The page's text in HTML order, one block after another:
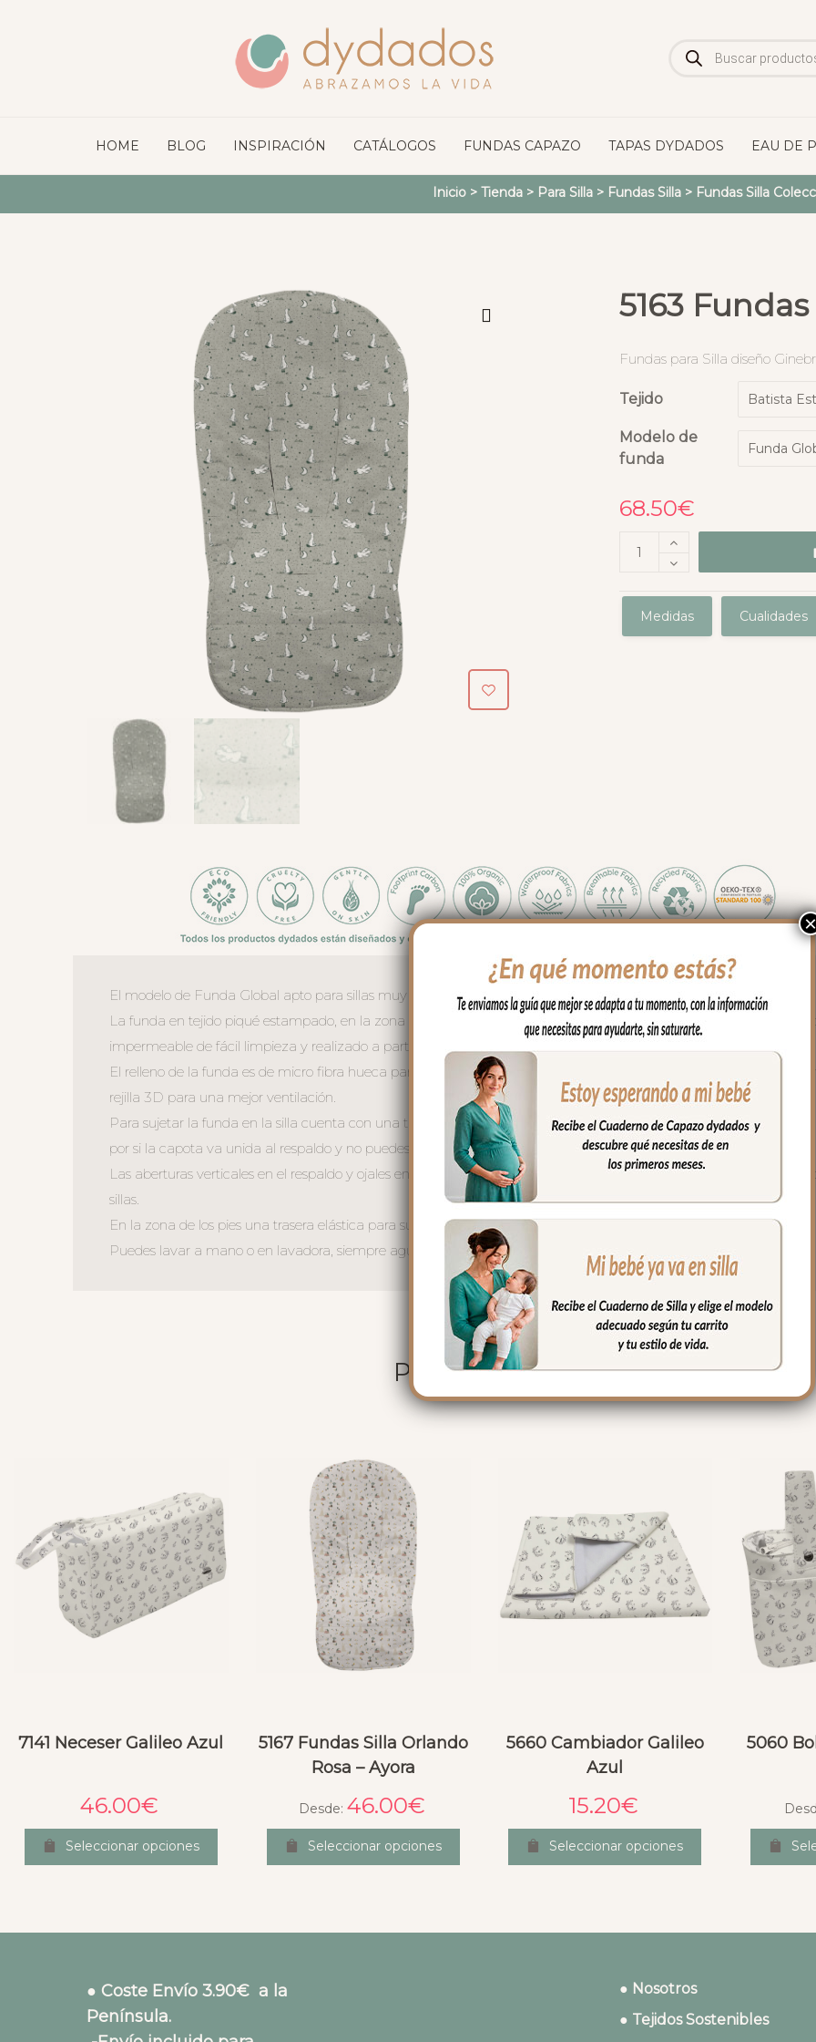
de
productos
HOME BLOG INSPIRACIÓN CATÁLOGOS FUNDAS CAPAZO TAPAS DYDADOS EAU DE
Inicio> Tienda> Para Silla> Fundas Silla> Fundas Silla
5163
Fundas para Silla diseño
Tejido
Modelo de
funda
68.50€
Medidas Cualidades
El modelo de Funda Global apto para sillas muy anchas y largas en el respaldo y sillas que tienen forma de sillón.
La funda en tejido piqué estampado, en la zona de los pies para las rozaduras de los zapatitos y la suciedad un
impermeable de fácil limpieza y realizado a partir de plásticos reciclados.
El relleno de la funda es de micro fibra hueca para mayor confort del bebé y muy buena transpirabilidad. Por el
rejilla 3D para una mejor ventilación.
Para sujetar la funda en la silla cuenta con una trasera muy ancha y regulable con goma. También lleva las
por si la capota va unida al respaldo y no puedes usar la trasera.
Las aberturas verticales en el respaldo y ojales en el culete y en los laterales son aptos para la salida de arenes de
sillas.
En la zona de los pies una trasera elástica para sujetar la funda en la parte de abajo.
Puedes lavar a mano o en lavadora, siempre agua fría, jabones no abrasivos y secado al natural.
PRODUCTOS RELACIONADOS
7141 Neceser Galileo Azul
46.00€
Seleccionar opciones
5167 Fundas Silla Orlando
Rosa – Ayora
Desde: 46.00€
Seleccionar opciones
5660 Cambiador Galileo
Azul
15.20€
Seleccionar opciones
5060
● Coste Envío 3.90€ a la
Península.
● Nosotros
● Tejidos Sostenibles
×